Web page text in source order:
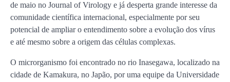
de maio no Journal of Virology e já desperta grande interesse da
comunidade científica internacional, especialmente por seu
potencial de ampliar o entendimento sobre a evolução dos vírus
e até mesmo sobre a origem das células complexas.
O microrganismo foi encontrado no rio Inasegawa, localizado na
cidade de Kamakura, no Japão, por uma equipe da Universidade